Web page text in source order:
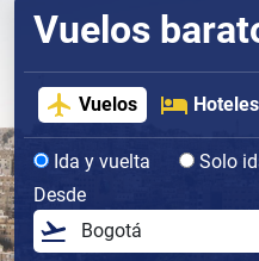
Vuelos
Vuelos Hoteles
Ida y vuelta Solo
Desde